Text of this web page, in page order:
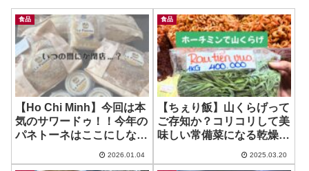
食品
【Ho Chi Minh】今回は本
気のサワードゥ！！今年の
パネトーネはここにしな
Sourdough La Panino
2026.01.04
食品
【ちぇり飯】山くらげって
ご存知か？コリコリして美
味しい常備菜になる乾燥野
2025.03.20